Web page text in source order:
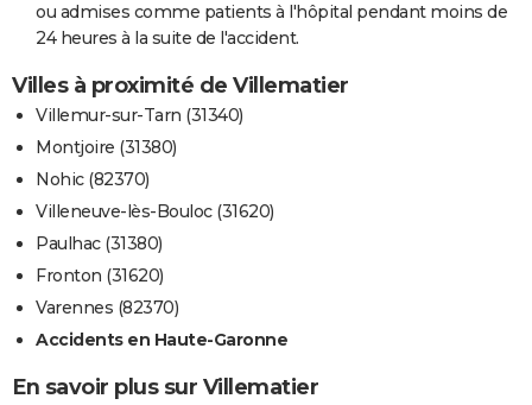
ou admises comme patients à l'hôpital pendant moins de
24 heures à la suite de l'accident.
Villes à proximité de Villematier
Villemur-sur-Tarn (31340)
Montjoire (31380)
Nohic (82370)
Villeneuve-lès-Bouloc (31620)
Paulhac (31380)
Fronton (31620)
Varennes (82370)
Accidents en Haute-Garonne
En savoir plus sur Villematier